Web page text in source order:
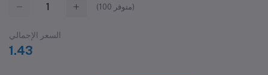
(100 متوفر)
السعر الإجمالي
1.43